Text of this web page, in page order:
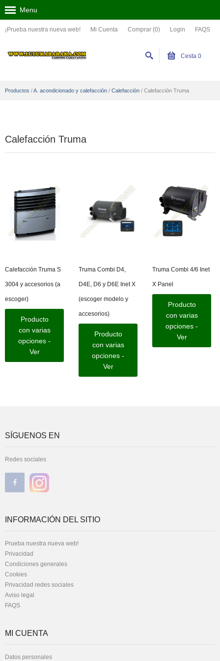
¡Prueba nuestra nueva web! Mi Cuenta Comprar (0) Login FAQS
Menu
Cesta 0
Productos /A. acondicionado y calefacción / Calefacción / Calefacción Truma
Calefacción Truma
Calefacción Truma S
3004 y accesorios (a
escoger)
Producto
con varias
opciones -
Ver
Truma Combi D4,
D4E, D6 y D6E Inet X
(escoger modelo y
accesorios)
Producto
con varias
opciones -
Ver
Truma Combi 4/6 Inet
X Panel
Producto
con varias
opciones -
Ver
SÍGUENOS EN
Redes sociales
INFORMACIÓN DEL SITIO
Prueba nuestra nueva web!
Privacidad
Condiciones generales
Cookies
Privacidad redes sociales
Aviso legal
FAQS
MI CUENTA
Datos personales